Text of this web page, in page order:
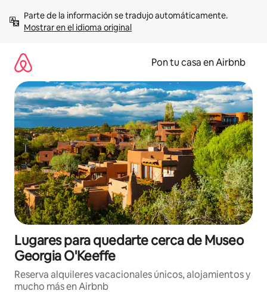
contenidoMostrar en el idioma original
Pon tu casa en Airbnb
Lugares para quedarte cerca de Museo
Georgia O'Keeffe
Reserva alquileres vacacionales únicos, alojamientos y
mucho más en Airbnb